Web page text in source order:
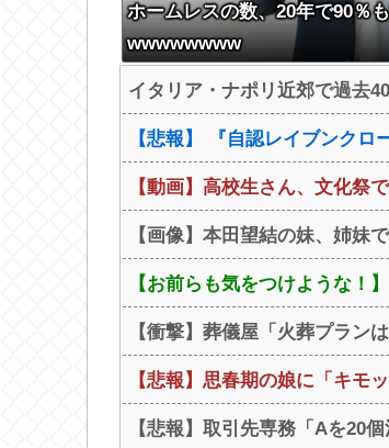
ホームレスの数、20年で90％
wwwwwwww
イタリア・ナポリ近郊で過去
【悲報】 『自認レイブンク
【動画】高校生さん、文化
【画像】本田望結の妹、姉妹
【お前らも気をつけような！
【衝撃】葬儀屋「火葬プラ
【悲報】思春期の娘に「キモ
【悲報】取引先専務「Aを20